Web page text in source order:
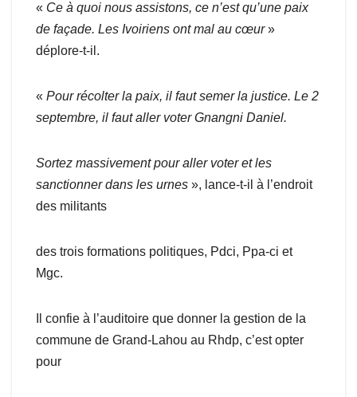
« Ce à quoi nous assistons, ce n’est qu’une paix
de façade. Les Ivoiriens ont mal au cœur»
déplore-t-il.
« Pour récolter la paix, il faut semer la justice. Le 2
septembre, il faut aller voter Gnangni Daniel.
Sortez massivement pour aller voter et les
sanctionner dans les urnes », lance-t-il à l’endroit
des militants
des trois formations politiques, Pdci, Ppa-ci et
Mgc.
Il confie à l’auditoire que donner la gestion de la
commune de Grand-Lahou au Rhdp, c’est opter
pour